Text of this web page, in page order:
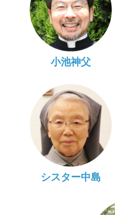
小池神父
シスター中島